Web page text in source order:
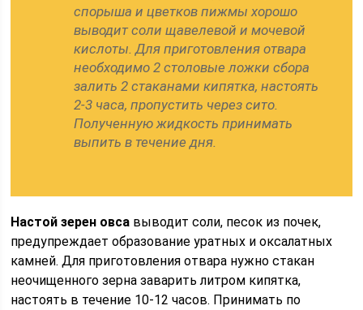
спорыша и цветков пижмы хорошо
выводит соли щавелевой и мочевой
кислоты. Для приготовления отвара
необходимо 2 столовые ложки сбора
залить 2 стаканами кипятка, настоять
2-3 часа, пропустить через сито.
Полученную жидкость принимать
выпить в течение дня.
Настой зерен овса выводит соли, песок из почек,
предупреждает образование уратных и оксалатных
камней. Для приготовления отвара нужно стакан
неочищенного зерна заварить литром кипятка,
настоять в течение 10-12 часов. Принимать по